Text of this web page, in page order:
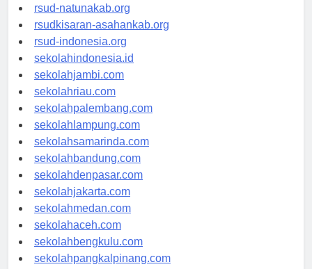
rsud-ntbprov.org
rsud-natunakab.org
rsudkisaran-asahankab.org
rsud-indonesia.org
sekolahindonesia.id
sekolahjambi.com
sekolahriau.com
sekolahpalembang.com
sekolahlampung.com
sekolahsamarinda.com
sekolahbandung.com
sekolahdenpasar.com
sekolahjakarta.com
sekolahmedan.com
sekolahaceh.com
sekolahbengkulu.com